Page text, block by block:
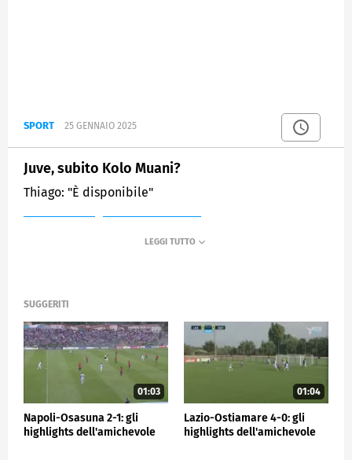
SPORT 25 GENNAIO 2025
Juve, subito Kolo Muani?
Thiago: "È disponibile"
SUGGERITI
01:03
Napoli-Osasuna 2-1: gli
highlights dell'amichevole
01:04
Lazio-Ostiamare 4-0: gli
highlights dell'amichevole